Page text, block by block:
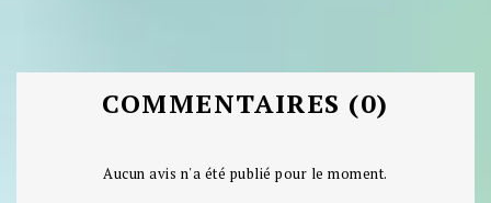
COMMENTAIRES (0)
Aucun avis n'a été publié pour le moment.